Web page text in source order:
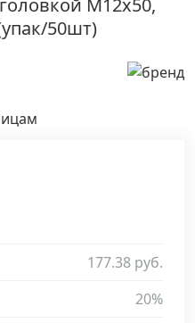
M12х50,
50шт)
177.38 руб.
20%